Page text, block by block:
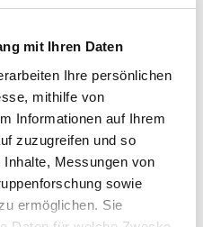
mit Ihren Daten
Ihre persönlichen
mithilfe von
Informationen auf Ihrem
zuzugreifen und so
Messungen von
sowie
ermöglichen. Sie
(91)